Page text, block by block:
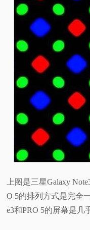
上图是三星Galaxy
O 5的排列方式是完全
e3和PRO 5的屏幕是几